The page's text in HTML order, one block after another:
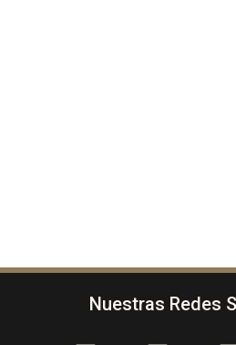
Nuestras Redes